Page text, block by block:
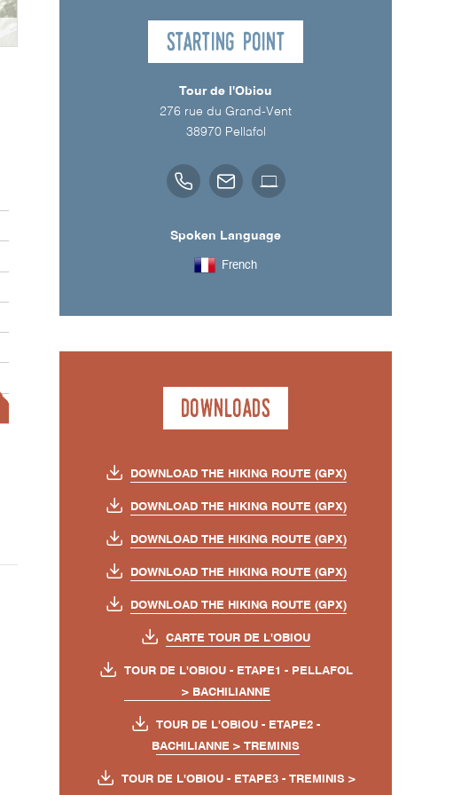
Starting point
Tour de l'Obiou
276 rue du Grand-Vent
38970 Pellafol
Spoken Language
French
Downloads
DOWNLOAD THE HIKING ROUTE (GPX)
DOWNLOAD THE HIKING ROUTE (GPX)
DOWNLOAD THE HIKING ROUTE (GPX)
DOWNLOAD THE HIKING ROUTE (GPX)
DOWNLOAD THE HIKING ROUTE (GPX)
CARTE TOUR DE L'OBIOU
TOUR DE L'OBIOU - ETAPE1 - PELLAFOL
> BACHILIANNE
TOUR DE L'OBIOU - ETAPE2 -
BACHILIANNE > TREMINIS
TOUR DE L'OBIOU - ETAPE3 - TREMINIS >